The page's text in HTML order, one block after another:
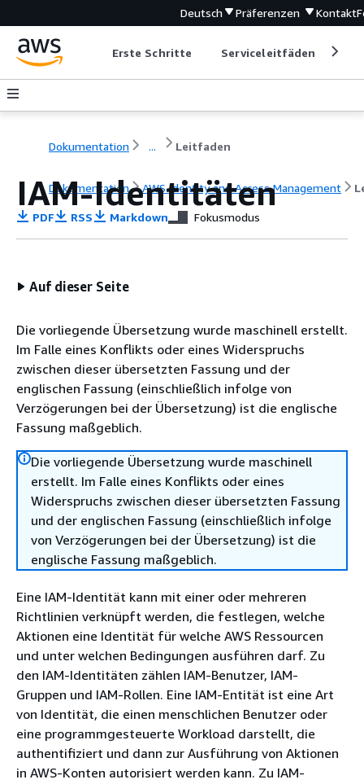
Deutsch Präferenzen Kontakt
Erste Schritte Serviceleitfäden
Dokumentation ... Leitfaden
Dokumentation AWS Identity and Access Management
IAM-Identitäten
PDF RSS Markdown Fokusmodus
Auf dieser Seite
Die vorliegende Übersetzung wurde maschinell erstellt.
Im Falle eines Konflikts oder eines Widerspruchs
zwischen dieser übersetzten Fassung und der
englischen Fassung (einschließlich infolge von
Verzögerungen bei der Übersetzung) ist die englische
Fassung maßgeblich.
Die vorliegende Übersetzung wurde maschinell
erstellt. Im Falle eines Konflikts oder eines
Widerspruchs zwischen dieser übersetzten Fassung
und der englischen Fassung (einschließlich infolge
von Verzögerungen bei der Übersetzung) ist die
englische Fassung maßgeblich.
Eine IAM-Identität kann mit einer oder mehreren
Richtlinien verknüpft werden, die festlegen, welche
Aktionen eine Identität für welche AWS Ressourcen
und unter welchen Bedingungen ausführen darf. Zu
den IAM-Identitäten zählen IAM-Benutzer, IAM-
Gruppen und IAM-Rollen. Eine IAM-Entität ist eine Art
von Identität, die einen menschlichen Benutzer oder
eine programmgesteuerte Workload darstellt, die
authentifiziert und dann zur Ausführung von Aktionen
in AWS-Konten autorisiert werden kann. Zu IAM-